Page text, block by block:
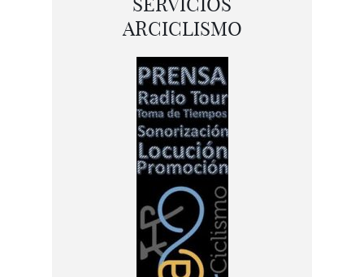
ARCICLISMO